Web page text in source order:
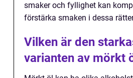
smaker och fyllighet kan
förstärka smaken i dessa
Vilken är den
varianten av mörkt